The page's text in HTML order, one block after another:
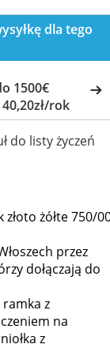
dla tego
1500€
rok
do listy życzeń
żółte 750/
przez
dołączają do
z
na
z